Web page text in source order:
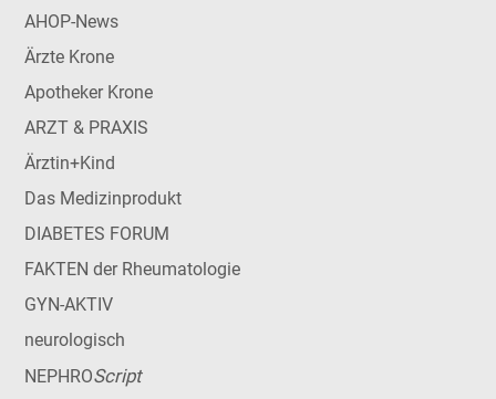
AHOP-News
Ärzte Krone
Apotheker Krone
ARZT & PRAXIS
Ärztin+Kind
Das Medizinprodukt
DIABETES FORUM
FAKTEN der Rheumatologie
GYN-AKTIV
neurologisch
NEPHROScript